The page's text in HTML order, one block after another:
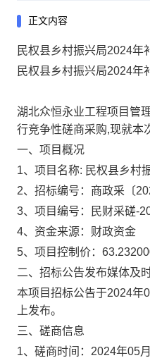
正文内容
民权县乡村振兴局2024年
民权县乡村振兴局2024年
湖北众恒永业工程项目管
行竞争性磋商采购,现就本
一、项目概况
1、项目名称: 民权县乡村
2、招标编号：商政采〔
3、项目编号：民财采磋-
4、资金来源：财政资金
5、项目控制价：
二、招标公告发布媒体及
本项目招标公告于2024年
上发布。
三、磋商信息
1、磋商时间：2024年05